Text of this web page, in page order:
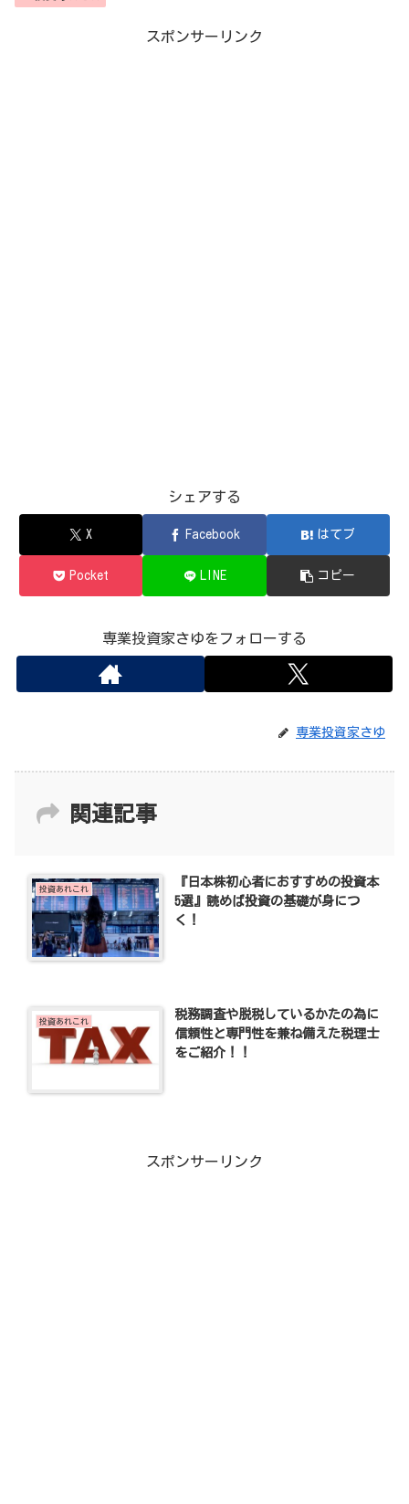
スポンサーリンク
シェアする
X Facebook はてブ
Pocket LINE コピー
専業投資家さゆをフォローする
専業投資家さゆ
関連記事
投資あれこれ
『日本株初心者におすすめの投資本
5選』読めば投資の基礎が身につ
く！
投資あれこれ
税務調査や脱税しているかたの為に
信頼性と専門性を兼ね備えた税理士
をご紹介！！
スポンサーリンク